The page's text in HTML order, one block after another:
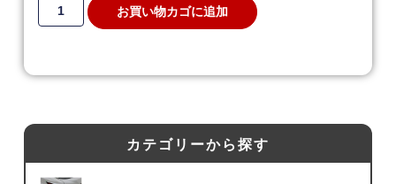
カテゴリーから探す
お買い物カゴに追加